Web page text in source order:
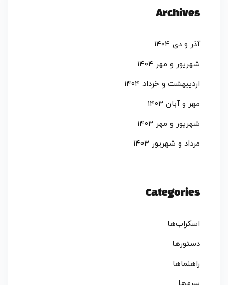
Archives
آذر و دی ۱۴۰۴
شهریور و مهر ۱۴۰۴
اردیبهشت و خرداد ۱۴۰۴
مهر و آبان ۱۴۰۳
شهریور و مهر ۱۴۰۳
مرداد و شهریور ۱۴۰۳
Categories
اسکراب‌ها
دستورها
راهنماها